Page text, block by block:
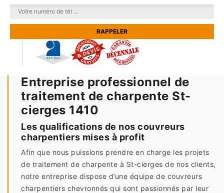
Entreprise professionnel de
traitement de charpente St-
cierges 1410
Les qualifications de nos couvreurs
charpentiers mises à profit
Afin que nous puissions prendre en charge les projets
de traitement de charpente à St-cierges de nos clients,
notre entreprise dispose d’une équipe de couvreurs
charpentiers chevronnés qui sont passionnés par leur